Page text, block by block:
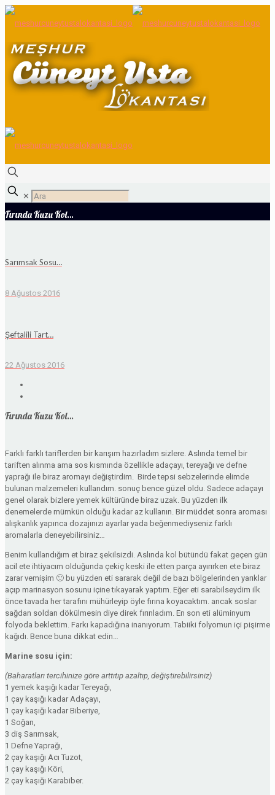
✕
Fırında Kuzu Kol…
Sarımsak Sosu…
8 Ağustos 2016
Şeftalili Tart…
22 Ağustos 2016
Fırında Kuzu Kol…
Farklı farklı tariflerden bir karışım hazırladım sizlere. Aslında temel bir
tariften alınma ama sos kısmında özellikle adaçayı, tereyağı ve defne
yaprağı ile biraz aromayı değiştirdim. Birde tepsi sebzelerinde elimde
bulunan malzemeleri kullandım. sonuç bence güzel oldu. Sadece adaçayı
genel olarak bizlere yemek kültüründe biraz uzak. Bu yüzden ilk
denemelerde mümkün olduğu kadar az kullanın. Bir müddet sonra aroması
alışkanlık yapınca dozajınızı ayarlar yada beğenmediyseniz farklı
aromalarla deneyebilirsiniz…
Benim kullandığım et biraz şekilsizdi. Aslında kol bütündü fakat geçen gün
acil ete ihtiyacım olduğunda çekiç keski ile etten parça ayırırken ete biraz
zarar vemişim 🙂 bu yüzden eti sararak değil de bazı bölgelerinden yarıklar
açıp marinasyon sosunu içine tıkayarak yaptım. Eğer eti sarabilseydim ilk
önce tavada her tarafını mühürleyip öyle fırına koyacaktım. ancak soslar
sağdan soldan dökülmesin diye direk fırınladım. En son eti alüminyum
folyoda beklettim. Farkı kapadığına inanıyorum. Tabiiki folyomun içi pişirme
kağıdı. Bence buna dikkat edin…
Marine sosu için:
(Baharatları tercihinize göre arttıtıp azaltıp, değiştirebilirsiniz)
1 yemek kaşığı kadar Tereyağı,
1 çay kaşığı kadar Adaçayı,
1 çay kaşığı kadar Biberiye,
1 Soğan,
3 diş Sarımsak,
1 Defne Yaprağı,
2 çay kaşığı Acı Tuzot,
1 çay kaşığı Köri,
2 çay kaşığı Karabiber.